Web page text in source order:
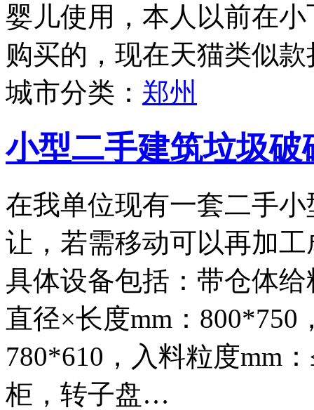
婴儿使用，本人以前在
购买的，现在天猫类似
城市分类： 郑州
小型二手建筑垃圾破
在我单位现有一套二手
让，若需移动可以再加
具体设备包括：带仓体
直径×长度mm：
780*610，入料粒度mm
柜，转子盘…